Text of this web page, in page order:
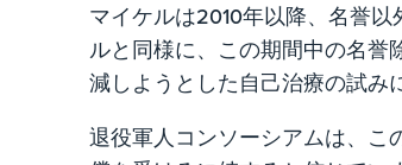
マイケルは2010年以降、名誉
ルと同様に、この期間中の名誉
減しようとした自己治療の試み
退役軍人コンソーシアムは、こ